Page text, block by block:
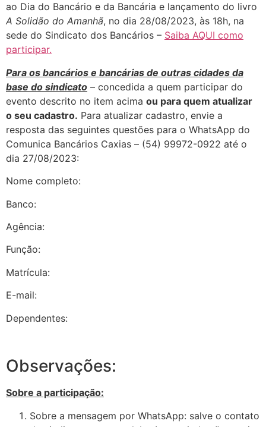
ao Dia do Bancário e da Bancária e lançamento do livro
A Solidão do Amanhã, no dia 28/08/2023, às 18h, na
sede do Sindicato dos Bancários – Saiba AQUI como
participar.
Para os bancários e bancárias de outras cidades da
base do sindicato – concedida a quem participar do
evento descrito no item acima ou para quem atualizar
o seu cadastro. Para atualizar cadastro, envie a
resposta das seguintes questões para o WhatsApp do
Comunica Bancários Caxias – (54) 99972-0922 até o
dia 27/08/2023:
Nome completo:
Banco:
Agência:
Função:
Matrícula:
E-mail:
Dependentes:
Observações:
Sobre a participação:
Sobre a mensagem por WhatsApp: salve o contato